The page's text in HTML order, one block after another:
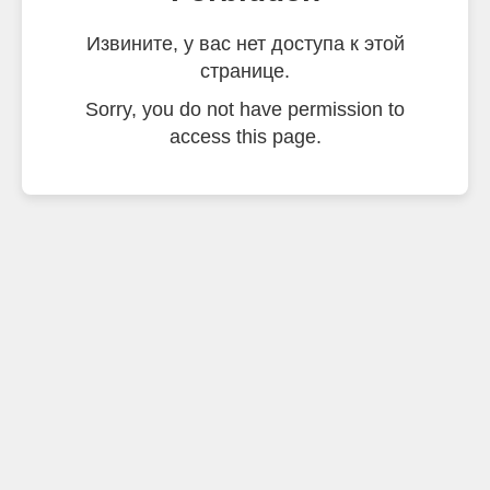
Извините, у вас нет доступа к этой
странице.
Sorry, you do not have permission to
access this page.